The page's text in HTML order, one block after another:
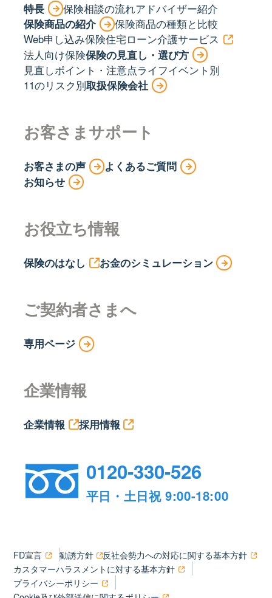
特長 保険相談の流れアドバイザー紹介
保険商品の紹介
保険商品の種類と比較
Web申し込み保険住宅ローン介護サービス
法人向け保険保険の見直し・選び方
見直しポイント・注意点ライフイベント別
11のリスク別取扱保険会社
お客さまサポート
お客さまの声
よくあるご質問
お知らせ
お役立ち情報
保険のはなし お金のシミュレーション
ご契約者さまへ
専用ページ
企業情報
企業情報 採用情報
0120-330-526
平日・土日祝 9:00-18:00
FD宣言 勧誘方針
反社会勢力への対応に関する基本方針
カスタマーハラスメントに対する基本方針
プライバシーポリシー